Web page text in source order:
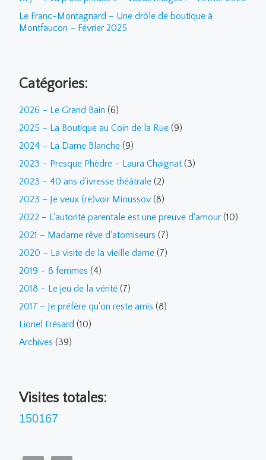
Le Franc-Montagnard – Une drôle de boutique à
Montfaucon – Février 2025
Catégories:
2026 – Le Grand Bain (6)
2025 – La Boutique au Coin de la Rue (9)
2024 – La Dame Blanche (9)
2023 – Presque Phèdre – Laura Chaignat (3)
2023 – 40 ans d'ivresse théâtrale (2)
2023 – Je veux (re)voir Mioussov (8)
2022 – L'autorité parentale est une preuve d'amour (10)
2021 – Madame rêve d'atomiseurs (7)
2020 – La visite de la vieille dame (7)
2019 – 8 femmes (4)
2018 – Le jeu de la vérité (7)
2017 – Je préfère qu'on reste amis (8)
Lionel Frésard (10)
Archives (39)
Visites totales:
150167